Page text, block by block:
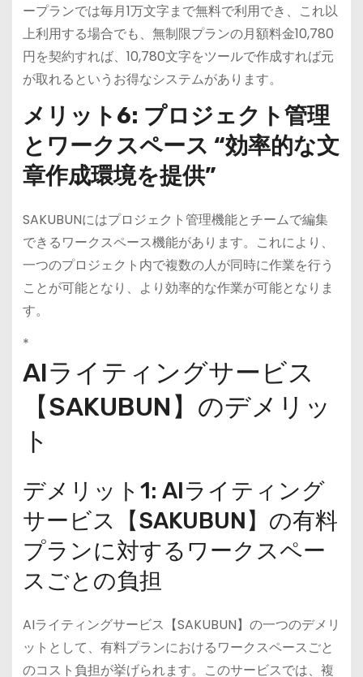
ープランでは毎月1万文字まで無料で利用でき、これ以
上利用する場合でも、無制限プランの月額料金10,780
円を契約すれば、10,780文字をツールで作成すれば元
が取れるというお得なシステムがあります。
メリット6: プロジェクト管理
とワークスペース “効率的な文
章作成環境を提供”
SAKUBUNにはプロジェクト管理機能とチームで編集
できるワークスペース機能があります。これにより、
一つのプロジェクト内で複数の人が同時に作業を行う
ことが可能となり、より効率的な作業が可能となりま
す。
*
AIライティングサービス
【SAKUBUN】のデメリッ
ト
デメリット1: AIライティング
サービス【SAKUBUN】の有料
プランに対するワークスペー
スごとの負担
AIライティングサービス【SAKUBUN】の一つのデメリ
ットとして、有料プランにおけるワークスペースごと
のコスト負担が挙げられます。このサービスでは、複